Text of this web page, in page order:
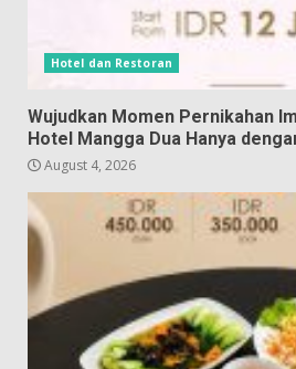
Hotel dan Restoran
Wujudkan Momen Pernikahan
Hotel Mangga Dua Hanya
August 4, 2026